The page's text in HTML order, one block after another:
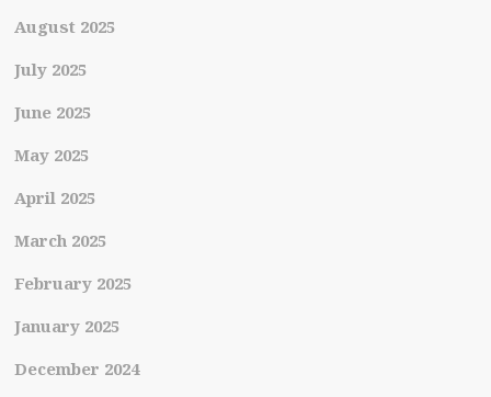
August 2025
July 2025
June 2025
May 2025
April 2025
March 2025
February 2025
January 2025
December 2024